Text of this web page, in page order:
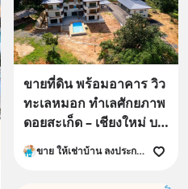
ขายที่ดิน พร้อมอาคาร วิว
ทะเลหมอก ทำเลศักยภาพ
ดอยสะเก็ด – เชียงใหม่ บน
เนื้อที่ 5 ไร่กว่า
ขาย ให้เช่าบ้าน ลงประกาศ ที่ดิน คอนโด อาคารพาณิชย์